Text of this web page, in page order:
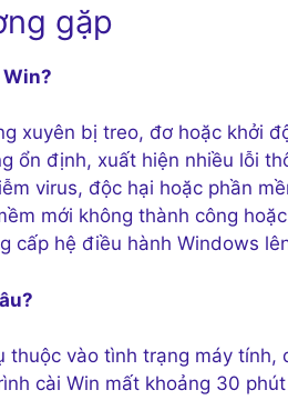
gặp
Win?
xuyên bị treo, đơ hoặc khởi
ổn định, xuất hiện nhiều lỗi
virus, độc hại hoặc phần
mới không thành công
cấp hệ điều hành Windows
thuộc vào tình trạng máy
cài Win mất khoảng 30